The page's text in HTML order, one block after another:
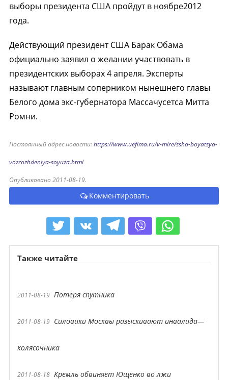
выборы президента США пройдут в ноябре2012
года.
Действующий президент США Барак Обама
официально заявил о желании участвовать в
президентских выборах 4 апреля. Эксперты
называют главным соперником нынешнего главы
Белого дома экс-губернатора Массачусетса Митта
Ромни.
Постоянный адрес новости:https://www.uefima.ru/v-mire/ssha-boyatsya-
vozrozhdeniya-soyuza.html
Опубликовано 2011-08-19.
Комментировать
Также читайте
2011-08-19 Потеря спутника
2011-08-19 Силовики Москвы разыскивают инвалида—
колясочника
2011-08-18 Кремль обвиняет Ющенко во лжи